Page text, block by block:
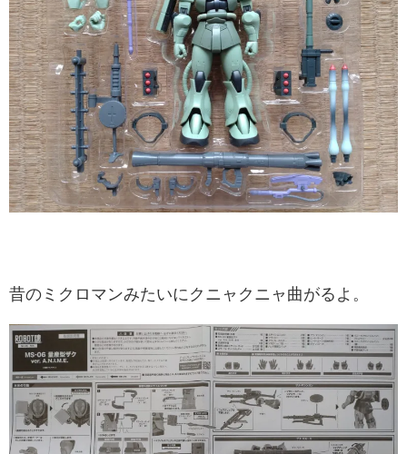
昔のミクロマンみたいにクニャクニャ曲がるよ。